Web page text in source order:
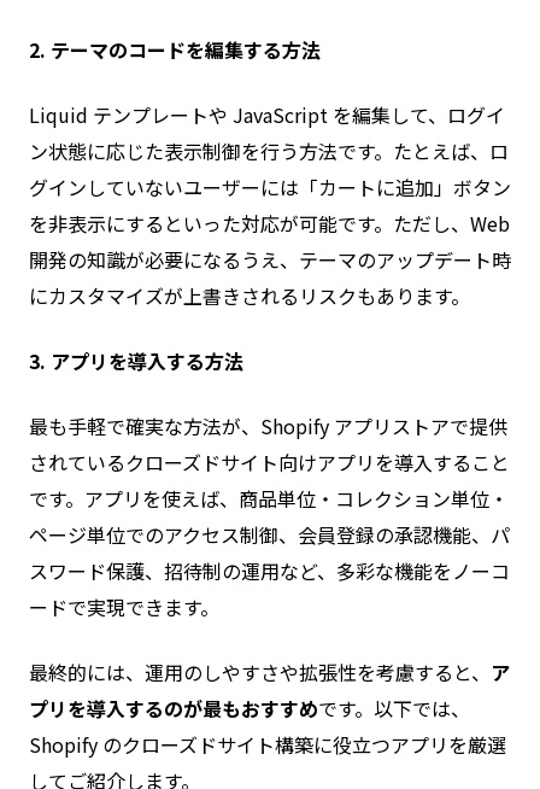
2. テーマのコードを編集する方法
Liquid テンプレートや JavaScript を編集して、ログイ
ン状態に応じた表示制御を行う方法です。たとえば、ロ
グインしていないユーザーには「カートに追加」ボタン
を非表示にするといった対応が可能です。ただし、Web
開発の知識が必要になるうえ、テーマのアップデート時
にカスタマイズが上書きされるリスクもあります。
3. アプリを導入する方法
最も手軽で確実な方法が、Shopify アプリストアで提供
されているクローズドサイト向けアプリを導入すること
です。アプリを使えば、商品単位・コレクション単位・
ページ単位でのアクセス制御、会員登録の承認機能、パ
スワード保護、招待制の運用など、多彩な機能をノーコ
ードで実現できます。
最終的には、運用のしやすさや拡張性を考慮すると、 ア
プリを導入するのが最もおすすめです。以下では、
Shopify のクローズドサイト構築に役立つアプリを厳選
してご紹介します。